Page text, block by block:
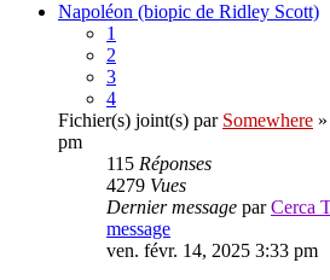
Napoléon (biopic de Ridley Scott)
1
2
3
4
Fichier(s) joint(s) par Somewhere
pm
115 Réponses
4279 Vues
Dernier message parCerca
message
ven. févr. 14, 2025 3:33 pm